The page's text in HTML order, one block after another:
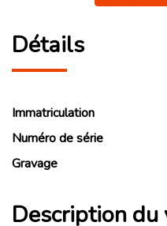
Détails
Immatriculation
Numéro de série
Gravage
Description du